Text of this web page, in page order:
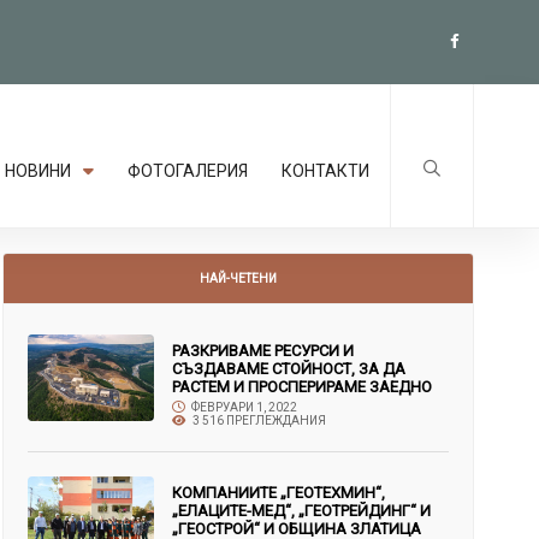
НОВИНИ ФОТОГАЛЕРИЯ КОНТАКТИ
НАЙ-ЧЕТЕНИ
РАЗКРИВАМЕ РЕСУРСИ И
СЪЗДАВАМЕ СТОЙНОСТ, ЗА ДА
РАСТЕМ И ПРОСПЕРИРАМЕ ЗАЕДНО
ФЕВРУАРИ 1, 2022
3 516 ПРЕГЛЕЖДАНИЯ
КОМПАНИИТЕ „ГЕОТЕХМИН“,
„ЕЛАЦИТЕ-МЕД“, „ГЕОТРЕЙДИНГ“ И
„ГЕОСТРОЙ“ И ОБЩИНА ЗЛАТИЦА